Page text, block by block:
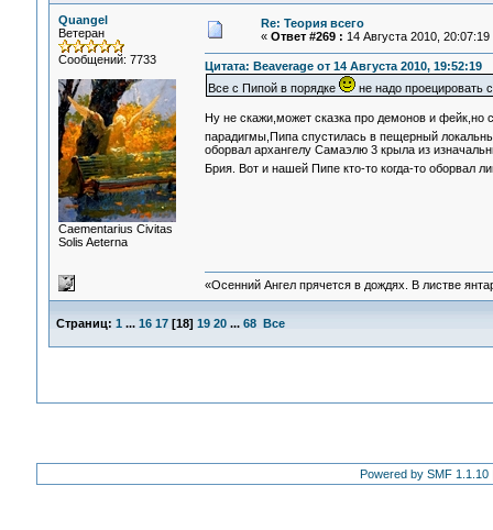
Quangel
Ветеран
Сообщений: 7733
Сaementarius Civitas
Solis Aeterna
Re: Теория всего
« Ответ #269 : 14 Августа 2010, 20:07:19
Цитата: Beaverage от 14 Августа 2010, 19:52:19
Все с Пипой в порядке
не надо проецировать
Ну не скажи,может сказка про демонов и фейк,но
парадигмы,Пипа спустилась в пещерный
оборвал архангелу Самаэлю 3 крыла из
Брия. Вот и нашей Пипе кто-то когда-то оборвал
«Осенний Ангел прячется в дождях. В листве
Страниц: 1 ... 16 17[18] 19 20 ... 68 Все
Powered by SMF 1.1.10